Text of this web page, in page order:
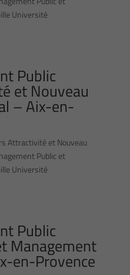
Université
Public
et Nouveau
– Aix-en-
Attractivité et Nouveau
Public et
Université
Public
Management
en-Provence